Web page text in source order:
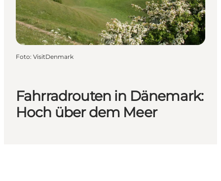
Fahrradrouten in Dänemark:
Hoch über dem Meer
Foto: VisitDenmark